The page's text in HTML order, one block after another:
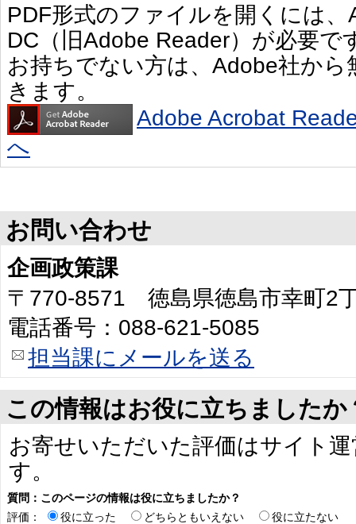
PDF形式のファイルを開くには
DC（旧Adobe Reader）が必要で
お持ちでない方は、Adobe社か
きます。
Adobe Acrobat
へ
お問い合わせ
企画政策課
〒770-8571 徳島県徳島市幸町2
電話番号：088-621-5085
担当課にメールを送る
この情報はお役に立ちましたか
お寄せいただいた評価はサイト
す。
質問：このページの情報は役に立ちましたか？
評価：
役に立った どちらともいえない
役に立たない